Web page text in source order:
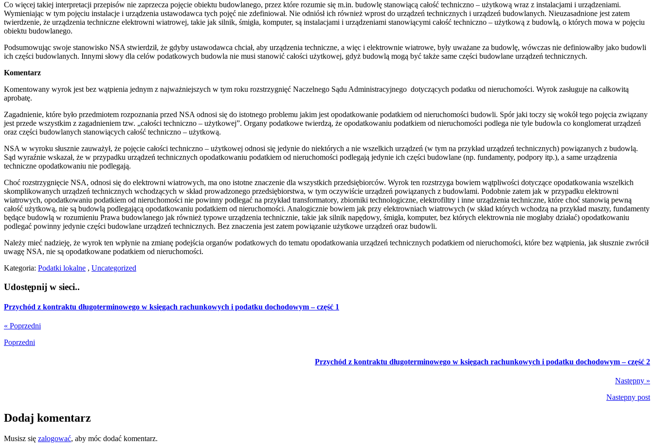
Co więcej takiej interpretacji przepisów nie zaprzecza pojęcie obiektu budowlanego, przez które rozumie się m.in. budowlę stanowiącą całość techniczno – użytkową wraz z instalacjami i urządzeniami.
Wymieniając w tym pojęciu instalacje i urządzenia ustawodawca tych pojęć nie zdefiniował. Nie odniósł ich również wprost do urządzeń technicznych i urządzeń budowlanych. Nieuzasadnione jest zatem
twierdzenie, że urządzenia techniczne elektrowni wiatrowej, takie jak silnik, śmigła, komputer, są instalacjami i urządzeniami stanowiącymi całość techniczno – użytkową z budowlą, o których mowa w pojęciu
obiektu budowlanego.
Podsumowując swoje stanowisko NSA stwierdził, że gdyby ustawodawca chciał, aby urządzenia techniczne, a więc i elektrownie wiatrowe, były uważane za budowlę, wówczas nie definiowałby jako budowli
ich części budowlanych. Innymi słowy dla celów podatkowych budowla nie musi stanowić całości użytkowej, gdyż budowlą mogą być także same części budowlane urządzeń technicznych.
Komentarz
Komentowany wyrok jest bez wątpienia jednym z najważniejszych w tym roku rozstrzygnięć Naczelnego Sądu Administracyjnego dotyczących podatku od nieruchomości. Wyrok zasługuje na całkowitą
aprobatę.
Zagadnienie, które było przedmiotem rozpoznania przed NSA odnosi się do istotnego problemu jakim jest opodatkowanie podatkiem od nieruchomości budowli. Spór jaki toczy się wokół tego pojęcia związany
jest przede wszystkim z zagadnieniem tzw. „całości techniczno – użytkowej”. Organy podatkowe twierdzą, że opodatkowaniu podatkiem od nieruchomości podlega nie tyle budowla co konglomerat urządzeń
oraz części budowlanych stanowiących całość techniczno – użytkową.
NSA w wyroku słusznie zauważył, że pojęcie całości techniczno – użytkowej odnosi się jedynie do niektórych a nie wszelkich urządzeń (w tym na przykład urządzeń technicznych) powiązanych z budowlą.
Sąd wyraźnie wskazał, że w przypadku urządzeń technicznych opodatkowaniu podatkiem od nieruchomości podlegają jedynie ich części budowlane (np. fundamenty, podpory itp.), a same urządzenia
techniczne opodatkowaniu nie podlegają.
Choć rozstrzygnięcie NSA, odnosi się do elektrowni wiatrowych, ma ono istotne znaczenie dla wszystkich przedsiębiorców. Wyrok ten rozstrzyga bowiem wątpliwości dotyczące opodatkowania wszelkich
skomplikowanych urządzeń technicznych wchodzących w skład prowadzonego przedsiębiorstwa, w tym oczywiście urządzeń powiązanych z budowlami. Podobnie zatem jak w przypadku elektrowni
wiatrowych, opodatkowaniu podatkiem od nieruchomości nie powinny podlegać na przykład transformatory, zbiorniki technologiczne, elektrofiltry i inne urządzenia techniczne, które choć stanowią pewną
całość użytkową, nie są budowlą podlegającą opodatkowaniu podatkiem od nieruchomości. Analogicznie bowiem jak przy elektrowniach wiatrowych (w skład których wchodzą na przykład maszty, fundamenty
będące budowlą w rozumieniu Prawa budowlanego jak również typowe urządzenia technicznie, takie jak silnik napędowy, śmigła, komputer, bez których elektrownia nie mogłaby działać) opodatkowaniu
podlegać powinny jedynie części budowlane urządzeń technicznych. Bez znaczenia jest zatem powiązanie użytkowe urządzeń oraz budowli.
Należy mieć nadzieję, że wyrok ten wpłynie na zmianę podejścia organów podatkowych do tematu opodatkowania urządzeń technicznych podatkiem od nieruchomości, które bez wątpienia, jak słusznie zwrócił
uwagę NSA, nie są opodatkowane podatkiem od nieruchomości.
Kategoria: Podatki lokalne , Uncategorized
Udostępnij w sieci..
Przychód z kontraktu długoterminowego w księgach rachunkowych i podatku dochodowym – część 1
« Poprzedni
Poprzedni
Przychód z kontraktu długoterminowego w księgach rachunkowych i podatku dochodowym – część 2
Następny »
Nastepny post
Dodaj komentarz
Musisz się zalogować, aby móc dodać komentarz.